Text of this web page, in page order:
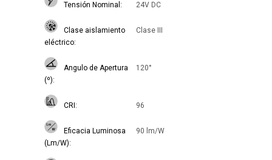
Tensión Nominal 24V DC
Clase aislamiento
eléctrico
Clase III
Angulo de Apertura
(º)
120°
CRI 96
Eficacia Luminosa
(Lm/W)
90 lm/W